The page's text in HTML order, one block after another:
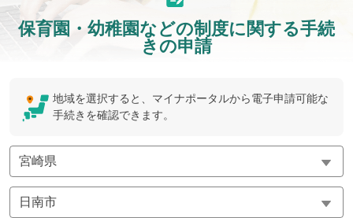
保育園・幼稚園などの制度に関する手続
きの申請
地域を選択すると、マイナポータルから電子申請可能な
手続きを確認できます。